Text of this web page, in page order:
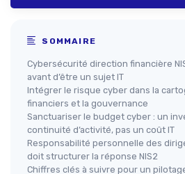
SOMMAIRE
Cybersécurité direction financière
avant d’être un sujet IT
Intégrer le risque cyber dans la
financiers et la gouvernance
Sanctuariser le budget cyber : un
continuité d’activité, pas un coût IT
Responsabilité personnelle des
doit structurer la réponse NIS2
Chiffres clés à suivre pour un